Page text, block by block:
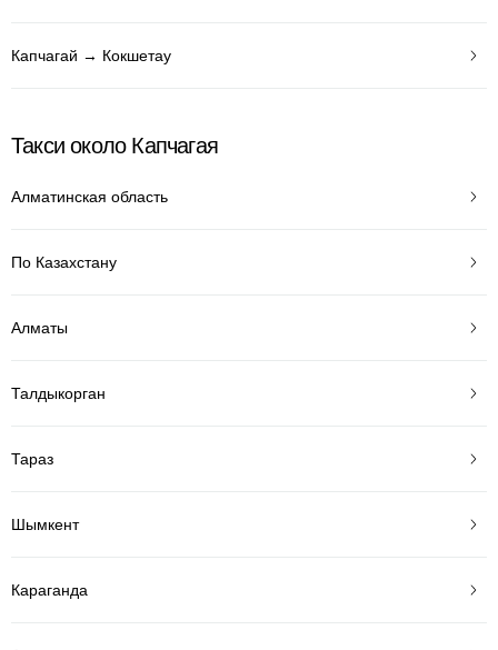
Капчагай → Кокшетау
Такси около Капчагая
Алматинская область
По Казахстану
Алматы
Талдыкорган
Тараз
Шымкент
Караганда